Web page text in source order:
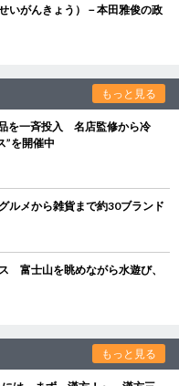
いがんきょう）－本田雅俊の政
もっと見る
を一斉投入 名店監修から冷
”を開催中
メから雑貨まで約30ブランド
富士山を眺めながら水遊び、
もっと見る